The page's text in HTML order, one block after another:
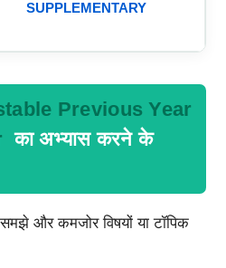
SUPPLEMENTARY
Previous Year
का अभ्यास करने के
और कमजोर विषयों या टॉपिक